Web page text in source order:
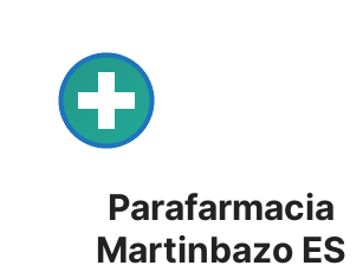
content
Parafarmacia
Martinbazo ES